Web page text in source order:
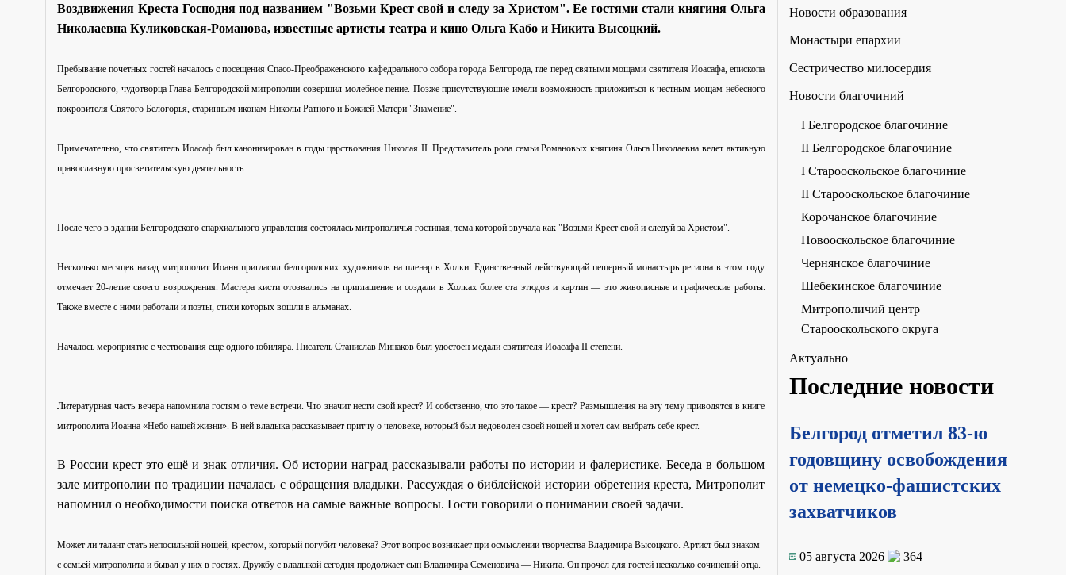
Воздвижения Креста Господня под названием "Возьми Крест свой и следу за Христом". Ее гостями стали княгиня Ольга
Николаевна Куликовская-Романова, известные артисты театра и кино Ольга Кабо и Никита Высоцкий.
Пребывание почетных гостей началось с посещения Спасо-Преображенского кафедрального собора города Белгорода, где перед святыми мощами святителя Иоасафа, епископа
Белгородского, чудотворца Глава Белгородской митрополии совершил молебное пение. Позже присутствующие имели возможность приложиться к честным мощам небесного
покровителя Святого Белогорья, старинным иконам Николы Ратного и Божией Матери "Знамение".
Примечательно, что святитель Иоасаф был канонизирован в годы царствования Николая II. Представитель рода семьи Романовых княгиня Ольга Николаевна ведет активную
православную просветительскую деятельность.
После чего в здании Белгородского епархиального управления состоялась митрополичья гостиная, тема которой звучала как "Возьми Крест свой и следуй за Христом".
Несколько месяцев назад митрополит Иоанн пригласил белгородских художников на пленэр в Холки. Единственный действующий пещерный монастырь региона в этом году
отмечает 20-летие своего возрождения. Мастера кистиотозвались на приглашение и создали в Холках более ста этюдов и картин — это живописные и графические работы.
Также вместе с ними работали и поэты, стихи которых вошли в альманах.
Началось мероприятие с чествования еще одного юбиляра. Писатель Станислав Минаков был удостоен медали святителя Иоасафа II степени.
Литературная часть вечера напомнила гостям о теме встречи. Что значит нести свой крест? И собственно, что это такое — крест? Размышления на эту тему приводятся в книге
митрополита Иоанна «Небо нашей жизни». В ней владыка рассказывает притчу о человеке, который был недоволен своей ношей и хотел сам выбрать себе крест.
В России крест это ещё и знак отличия. Об истории наград рассказывали работы по истории и фалеристике. Беседа в большом
зале митрополии по традиции началась с обращения владыки. Рассуждая о библейской истории обретения креста, Митрополит
напомнил о необходимости поиска ответов на самые важные вопросы. Гости говорили о понимании своей задачи.
Может ли талант стать непосильной ношей, крестом, который погубит человека? Этот вопрос возникает при осмыслении творчества Владимира Высоцкого. Артист был знаком
с семьей митрополита и бывал у них в гостях. Дружбу с владыкой сегодня продолжает сын Владимира Семеновича — Никита. Он прочёл для гостей несколько сочинений отца.
Новости образования
Монастыри епархии
Сестричество милосердия
Новости благочиний
I Белгородское благочиние
II Белгородское благочиние
I Старооскольское благочиние
II Старооскольское благочиние
Корочанское благочиние
Новооскольское благочиние
Чернянское благочиние
Шебекинское благочиние
Митрополичий центр
Старооскольского округа
Актуально
Последние новости
Белгород отметил 83-ю
годовщину освобождения
от немецко-фашистских
захватчиков
05 августа 2026 364